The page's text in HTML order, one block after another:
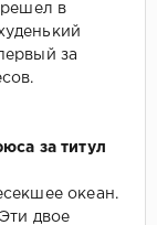
в
за
за титул
океан.
двое